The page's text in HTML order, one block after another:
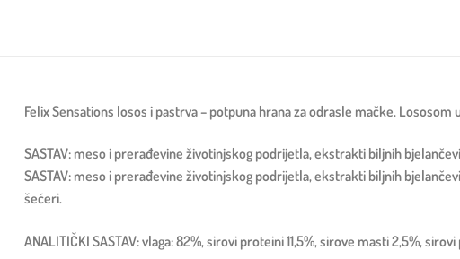
Felix Sensations losos i pastrva – potpuna hrana za odrasle mačke. Lososom
SASTAV: meso i prerađevine životinjskog podrijetla, ekstrakti biljnih
SASTAV: meso i prerađevine životinjskog podrijetla, ekstrakti biljnih
šećeri.
ANALITIČKI SASTAV: vlaga: 82%, sirovi proteini 11,5%, sirove masti 2,5%,